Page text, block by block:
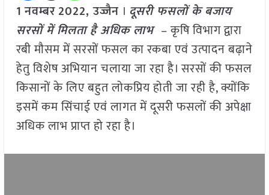
1नवम्बर2022, उज्जैन । दूसरी फसलों के बजाय
सरसों में मिलता है अधिक लाभ – कृषि विभाग द्वारा
रबी मौसम में सरसों फसल का रकबा एवं उत्पादन बढ़ाने
हेतु विशेष अभियान चलाया जा रहा है। सरसों की फसल
किसानों के लिए बहुत लोकप्रिय होती जा रही है, क्योंकि
इसमें कम सिंचाई एवं लागत में दूसरी फसलों की अपेक्षा
अधिक लाभ प्राप्त हो रहा है।